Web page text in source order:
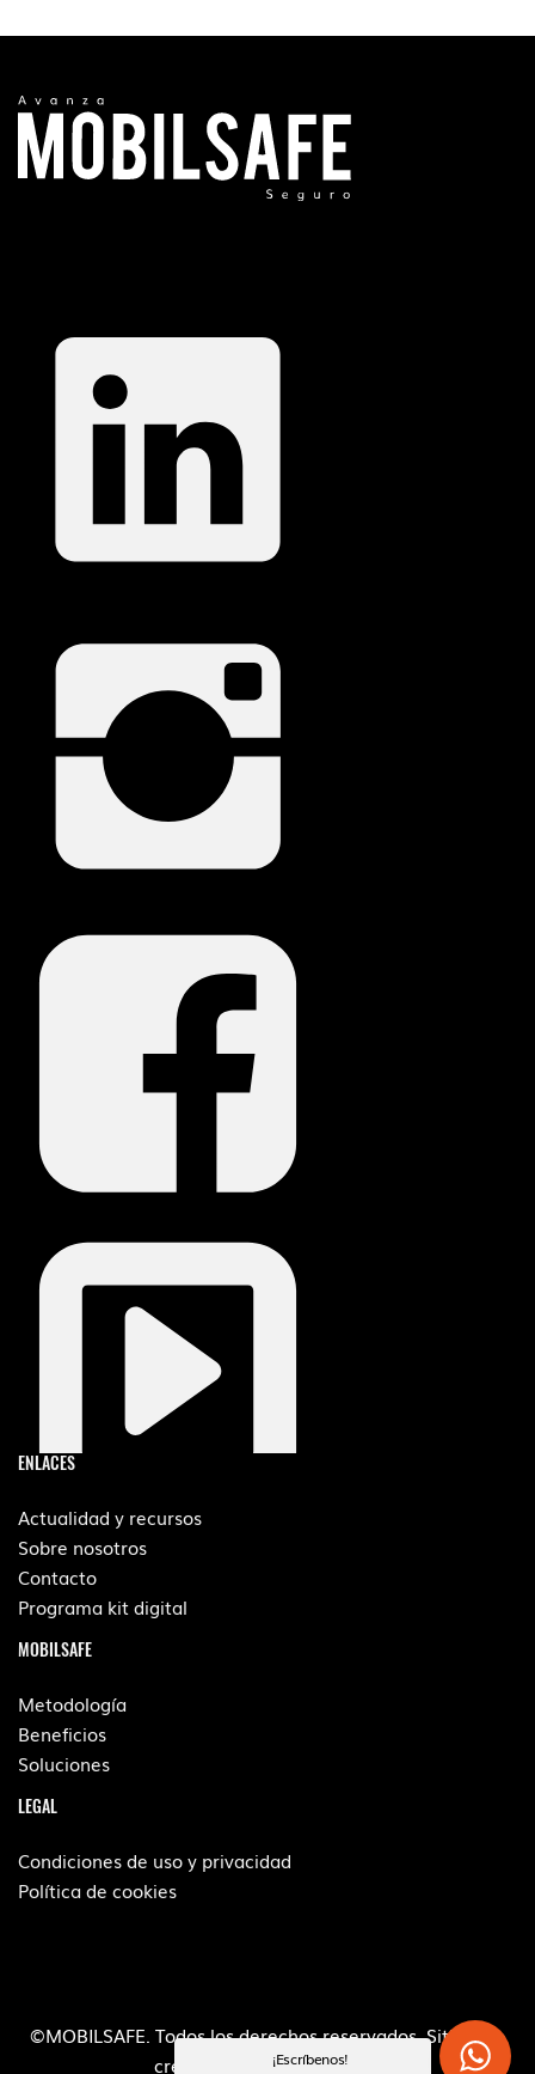
ENLACES
Actualidad y recursos
Sobre nosotros
Contacto
Programa kit digital
MOBILSAFE
Metodología
Beneficios
Soluciones
LEGAL
Condiciones de uso y privacidad
Política de cookies
©MOBILSAFE. Todos los derechos reservados. Sitio web
creado por
POM Standard
¡Escríbenos!